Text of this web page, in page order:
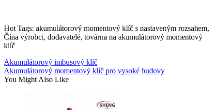
Hot Tags: akumulátorový momentový klíč s nastaveným rozsahem,
Čína výrobci, dodavatelé, továrna na akumulátorový momentový
klíč
Akumulátorový imbusový klíč
Akumulátorový momentový klíč pro vysoké budovy
You Might Also Like